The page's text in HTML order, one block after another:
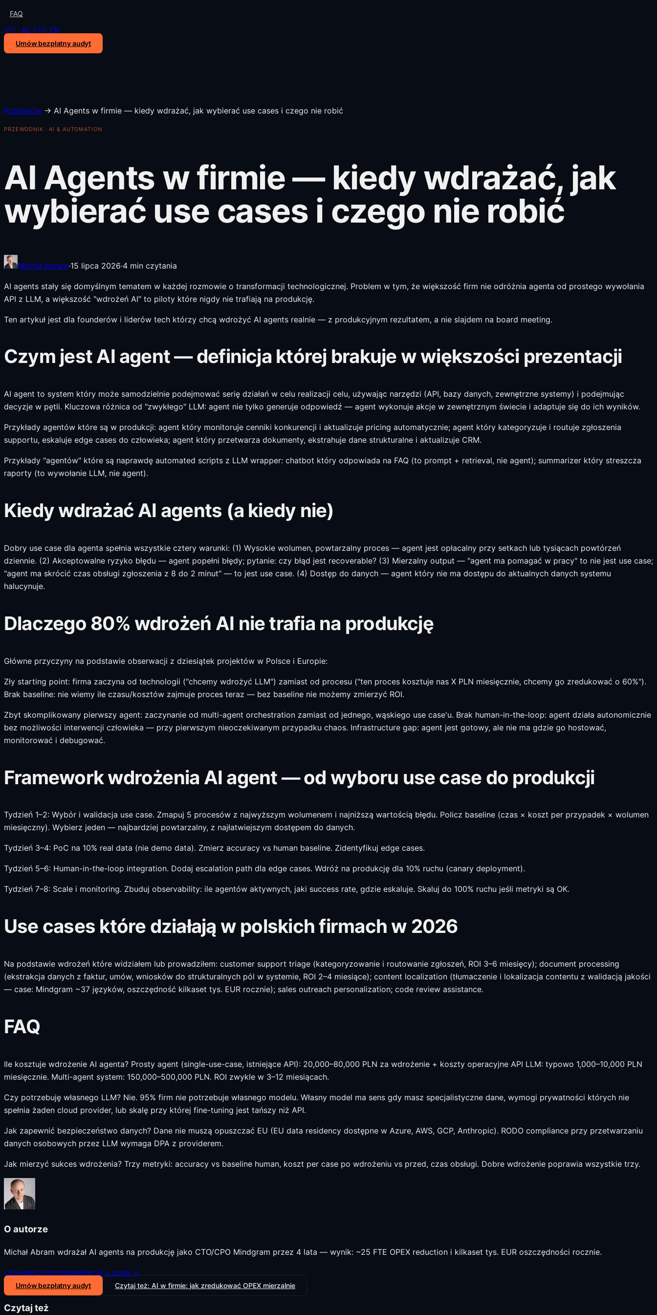
FAQ
🇵🇱 PL🇬🇧 EN
Umów bezpłatny audyt
Publikacje → AI Agents w firmie — kiedy wdrażać, jak wybierać use cases i czego nie robić
PRZEWODNIK · AI & AUTOMATION
AI Agents w firmie — kiedy wdrażać, jak
wybierać use cases i czego nie robić
Michał Abram·15 lipca 2026·4 min czytania
AI agents stały się domyślnym tematem w każdej rozmowie o transformacji technologicznej. Problem w tym, że większość firm nie odróżnia agenta od prostego wywołania
API z LLM, a większość "wdrożeń AI" to piloty które nigdy nie trafiają na produkcję.
Ten artykuł jest dla founderów i liderów tech którzy chcą wdrożyć AI agents realnie — z produkcyjnym rezultatem, a nie slajdem na board meeting.
Czym jest AI agent — definicja której brakuje w większości prezentacji
AI agent to system który może samodzielnie podejmować serię działań w celu realizacji celu, używając narzędzi (API, bazy danych, zewnętrzne systemy) i podejmując
decyzje w pętli. Kluczowa różnica od "zwykłego" LLM: agent nie tylko generuje odpowiedź — agent wykonuje akcje w zewnętrznym świecie i adaptuje się do ich wyników.
Przykłady agentów które są w produkcji: agent który monitoruje cenniki konkurencji i aktualizuje pricing automatycznie; agent który kategoryzuje i routuje zgłoszenia
supportu, eskaluje edge cases do człowieka; agent który przetwarza dokumenty, ekstrahuje dane strukturalne i aktualizuje CRM.
Przykłady "agentów" które są naprawdę automated scripts z LLM wrapper: chatbot który odpowiada na FAQ (to prompt + retrieval, nie agent); summarizer który streszcza
raporty (to wywołanie LLM, nie agent).
Kiedy wdrażać AI agents (a kiedy nie)
Dobry use case dla agenta spełnia wszystkie cztery warunki: (1) Wysokie wolumen, powtarzalny proces — agent jest opłacalny przy setkach lub tysiącach powtórzeń
dziennie. (2) Akceptowalne ryzyko błędu — agent popełni błędy; pytanie: czy błąd jest recoverable? (3) Mierzalny output — "agent ma pomagać w pracy" to nie jest use case;
"agent ma skrócić czas obsługi zgłoszenia z 8 do 2 minut" — to jest use case. (4) Dostęp do danych — agent który nie ma dostępu do aktualnych danych systemu
halucynuje.
Dlaczego 80% wdrożeń AI nie trafia na produkcję
Główne przyczyny na podstawie obserwacji z dziesiątek projektów w Polsce i Europie:
Zły starting point: firma zaczyna od technologii ("chcemy wdrożyć LLM") zamiast od procesu ("ten proces kosztuje nas X PLN miesięcznie, chcemy go zredukować o 60%").
Brak baseline: nie wiemy ile czasu/kosztów zajmuje proces teraz — bez baseline nie możemy zmierzyć ROI.
Zbyt skomplikowany pierwszy agent: zaczynanie od multi-agent orchestration zamiast od jednego, wąskiego use case'u. Brak human-in-the-loop: agent działa autonomicznie
bez możliwości interwencji człowieka — przy pierwszym nieoczekiwanym przypadku chaos. Infrastructure gap: agent jest gotowy, ale nie ma gdzie go hostować,
monitorować i debugować.
Framework wdrożenia AI agent — od wyboru use case do produkcji
Tydzień 1–2: Wybór i walidacja use case. Zmapuj 5 procesów z najwyższym wolumenem i najniższą wartością błędu. Policz baseline (czas × koszt per przypadek × wolumen
miesięczny). Wybierz jeden — najbardziej powtarzalny, z najłatwiejszym dostępem do danych.
Tydzień 3–4: PoC na 10% real data (nie demo data). Zmierz accuracy vs human baseline. Zidentyfikuj edge cases.
Tydzień 5–6: Human-in-the-loop integration. Dodaj escalation path dla edge cases. Wdróż na produkcję dla 10% ruchu (canary deployment).
Tydzień 7–8: Scale i monitoring. Zbuduj observability: ile agentów aktywnych, jaki success rate, gdzie eskaluje. Skaluj do 100% ruchu jeśli metryki są OK.
Use cases które działają w polskich firmach w 2026
Na podstawie wdrożeń które widziałem lub prowadziłem: customer support triage (kategoryzowanie i routowanie zgłoszeń, ROI 3–6 miesięcy); document processing
(ekstrakcja danych z faktur, umów, wniosków do strukturalnych pól w systemie, ROI 2–4 miesiące); content localization (tłumaczenie i lokalizacja contentu z walidacją jakości
— case: Mindgram ~37 języków, oszczędność kilkaset tys. EUR rocznie); sales outreach personalization; code review assistance.
FAQ
Ile kosztuje wdrożenie AI agenta? Prosty agent (single-use-case, istniejące API): 20,000–80,000 PLN za wdrożenie + koszty operacyjne API LLM: typowo 1,000–10,000 PLN
miesięcznie. Multi-agent system: 150,000–500,000 PLN. ROI zwykle w 3–12 miesiącach.
Czy potrzebuję własnego LLM? Nie. 95% firm nie potrzebuje własnego modelu. Własny model ma sens gdy masz specjalistyczne dane, wymogi prywatności których nie
spełnia żaden cloud provider, lub skalę przy której fine-tuning jest tańszy niż API.
Jak zapewnić bezpieczeństwo danych? Dane nie muszą opuszczać EU (EU data residency dostępne w Azure, AWS, GCP, Anthropic). RODO compliance przy przetwarzaniu
danych osobowych przez LLM wymaga DPA z providerem.
Jak mierzyć sukces wdrożenia? Trzy metryki: accuracy vs baseline human, koszt per case po wdrożeniu vs przed, czas obsługi. Dobre wdrożenie poprawia wszystkie trzy.
O autorze
Michał Abram wdrażał AI agents na produkcję jako CTO/CPO Mindgram przez 4 lata — wynik: ~25 FTE OPEX reduction i kilkaset tys. EUR oszczędności rocznie.
LinkedInCrunchbaseWięcej o mnie →
Umów bezpłatny audyt Czytaj też:AI w firmie: jak zredukować OPEX mierzalnie
Czytaj też